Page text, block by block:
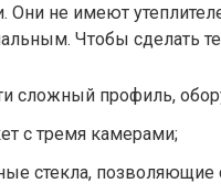
Они не имеют
Чтобы сделать
сложный профиль,
с тремя камерами;
стекла, позволяющие